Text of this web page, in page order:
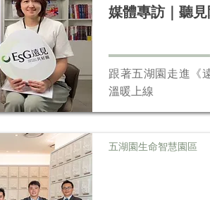
媒體專訪｜聽見
跟著五湖園走進《
溫暖上線
五湖園生命智慧園區